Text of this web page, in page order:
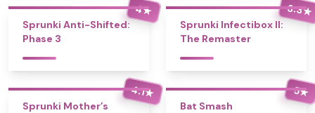
4★
Sprunki Anti-Shifted:
Phase 3
3.3★
Sprunki Infectibox II:
The Remaster
4.1★
Sprunki Mother’s
5★
Bat Smash